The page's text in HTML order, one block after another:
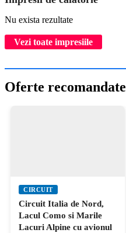
Nu exista rezultate
Vezi toate impresiile
Oferte recomandate
CIRCUIT
Circuit Italia de Nord,
Lacul Como si Marile
Lacuri Alpine cu avionul